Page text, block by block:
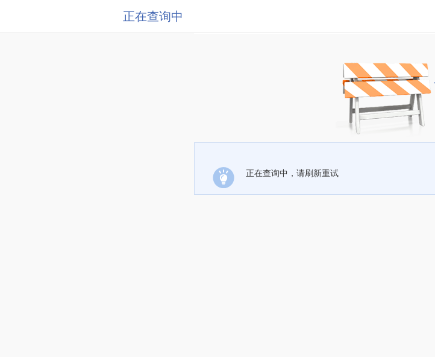
正在查询中
正在查询中，请刷新重试